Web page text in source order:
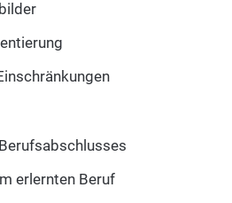
erlernten Beruf